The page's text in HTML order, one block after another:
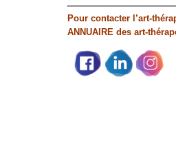
Pour contacter l’art-
ANNUAIRE des art-